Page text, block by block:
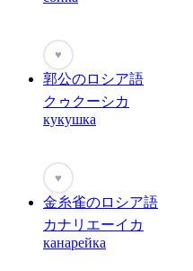
♥
郭公のロシア語
クゥクーシカ
кукушка
♥
金糸雀のロシア語
カナリエーイカ
канарейка